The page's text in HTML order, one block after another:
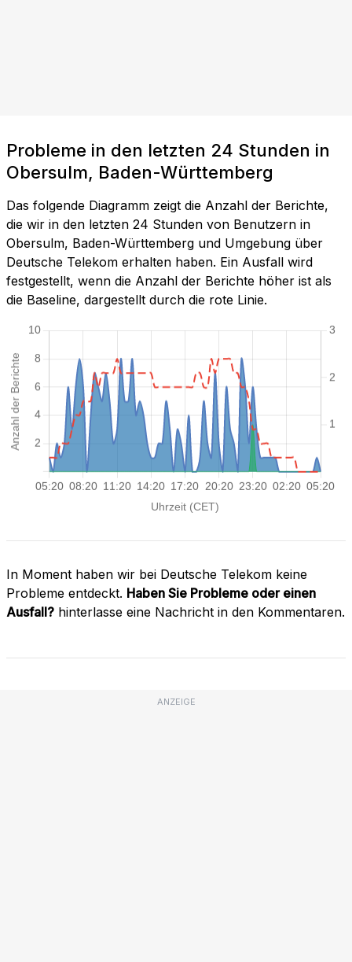
Probleme in den letzten 24 Stunden in
Obersulm, Baden-Württemberg
Das folgende Diagramm zeigt die Anzahl der Berichte,
die wir in den letzten 24 Stunden von Benutzern in
Obersulm, Baden-Württemberg und Umgebung über
Deutsche Telekom erhalten haben. Ein Ausfall wird
festgestellt, wenn die Anzahl der Berichte höher ist als
die Baseline, dargestellt durch die rote Linie.
In Moment haben wir bei Deutsche Telekom keine
Probleme entdeckt. Haben Sie Probleme oder einen
Ausfall? hinterlasse eine Nachricht in den Kommentaren.
ANZEIGE